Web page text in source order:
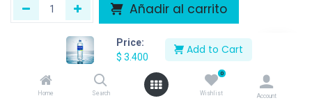
Price:
$ 3.400
Add to Cart
Home Search
0
Wishlist Account
Añadir al carrito
Agregar a la lista de deseos